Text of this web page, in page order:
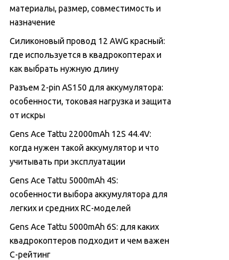
материалы, размер, совместимость и
назначение
Силиконовый провод 12 AWG красный:
где используется в квадрокоптерах и
как выбрать нужную длину
Разъем 2-pin AS150 для аккумулятора:
особенности, токовая нагрузка и защита
от искры
Gens Ace Tattu 22000mAh 12S 44.4V:
когда нужен такой аккумулятор и что
учитывать при эксплуатации
Gens Ace Tattu 5000mAh 4S:
особенности выбора аккумулятора для
легких и средних RC-моделей
Gens Ace Tattu 5000mAh 6S: для каких
квадрокоптеров подходит и чем важен
C-рейтинг